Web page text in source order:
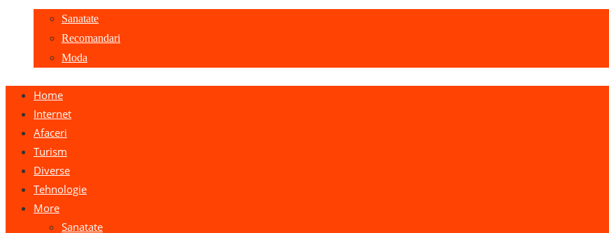
Sanatate
Recomandari
Moda
Home
Internet
Afaceri
Turism
Diverse
Tehnologie
More
Sanatate